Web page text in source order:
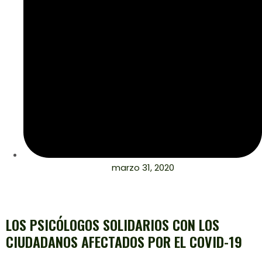
marzo 31, 2020
LOS PSICÓLOGOS SOLIDARIOS CON LOS
CIUDADANOS AFECTADOS POR EL COVID-19